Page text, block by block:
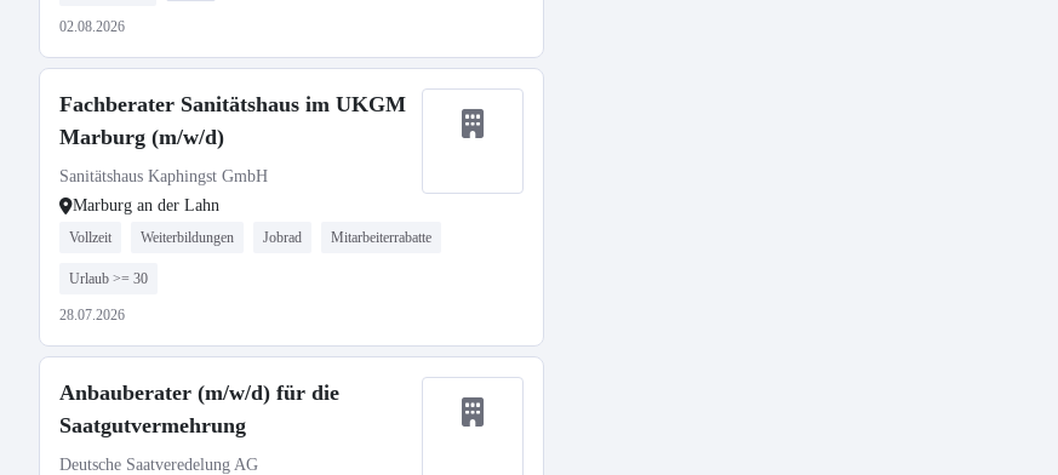
02.08.2026
Fachberater Sanitätshaus im UKGM
Marburg (m/w/d)
Sanitätshaus Kaphingst GmbH
Marburg an der Lahn
Vollzeit Weiterbildungen Jobrad Mitarbeiterrabatte
Urlaub >= 30
28.07.2026
Anbauberater (m/w/d) für die
Saatgutvermehrung
Deutsche Saatveredelung AG